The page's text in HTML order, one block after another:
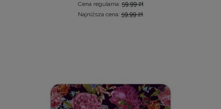
Cena regularna:59,99 zł
Najniższa cena: 59,99 zł